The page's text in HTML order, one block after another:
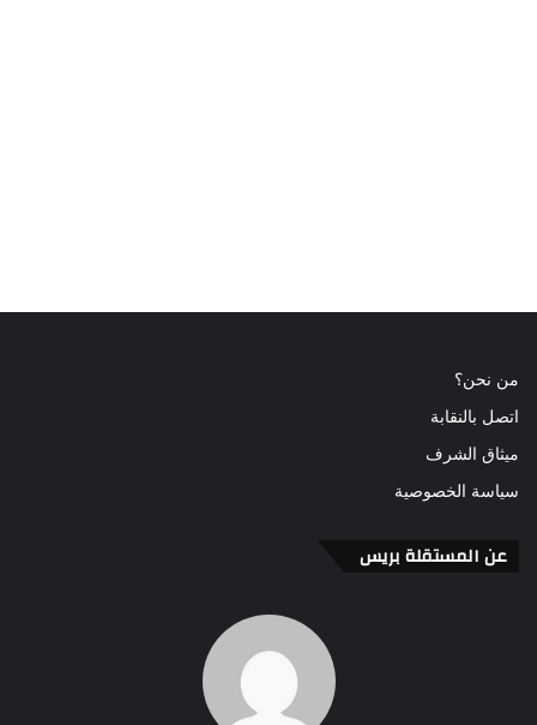
من نحن؟
اتصل بالنقابة
ميثاق الشرف
سياسة الخصوصية
عن المستقلة بريس